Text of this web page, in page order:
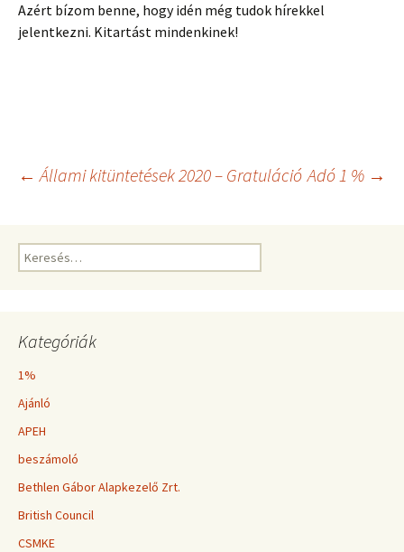
Azért bízom benne, hogy idén még tudok hírekkel
jelentkezni. Kitartást mindenkinek!
Bejegyzés
navigáció
← Állami kitüntetések 2020 – Gratuláció Adó 1 % →
Keresés:
Kategóriák
1%
Ajánló
APEH
beszámoló
Bethlen Gábor Alapkezelő Zrt.
British Council
CSMKE